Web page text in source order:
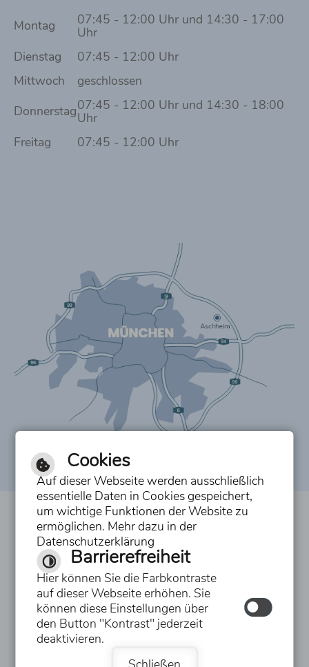
Montag 07:45 - 12:00 Uhr und 14:30 - 17:00
Uhr
Dienstag
07:45 - 12:00 Uhr
Mittwoch
geschlossen
Donnerstag07:45 - 12:00 Uhr und 14:30 - 18:00
Uhr
Freitag
07:45 - 12:00 Uhr
Inhalt
Impressum
Datenschutzerklärung
Erklärung zur Barrierefreiheit
Hilfe
Cookies
Auf dieser Webseite werden ausschließlich
essentielle Daten in Cookies gespeichert,
um wichtige Funktionen der Website zu
ermöglichen. Mehr dazu in der
Datenschutzerklärung
Barrierefreiheit
Hier können Sie die Farbkontraste
auf dieser Webseite erhöhen. Sie
können diese Einstellungen über
den Button "Kontrast" jederzeit
deaktivieren.